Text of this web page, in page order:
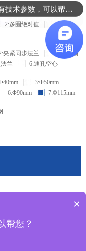
2:多圈绝对值
3:增量
夹紧同步法兰
3:盲孔轴
兰 6:通孔空心
3:Φ50mm
6:Φ90mm 7:Φ115mm
有技术参数，可以帮忙选型吗？
现在有优惠活动么？
×
帮您？